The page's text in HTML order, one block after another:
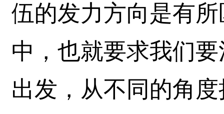
伍的发力方向是有
中，也就要求我们
出发，从不同的角